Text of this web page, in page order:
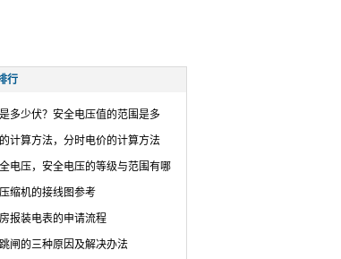
行
多少伏？安全电压值的范围是多
计算方法，分时电价的计算方法
电压，安全电压的等级与范围有哪
缩机的接线图参考
报装电表的申请流程
闸的三种原因及解决办法